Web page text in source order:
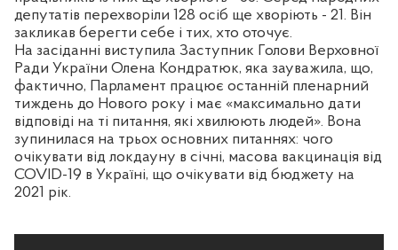
депутатів перехворіли 128 осіб ще хворіють - 21. Він
закликав берегти себе і тих, хто оточує.
На засіданні виступила Заступник Голови Верховної
Ради України Олена Кондратюк, яка зауважила, що,
фактично, Парламент працює останній пленарний
тиждень до Нового року і має «максимально дати
відповіді на ті питання, які хвилюють людей». Вона
зупинилася на трьох основних питаннях: чого
очікувати від локдауну в січні, масова вакцинація від
COVID-19 в Україні, що очікувати від бюджету на
2021 рік.